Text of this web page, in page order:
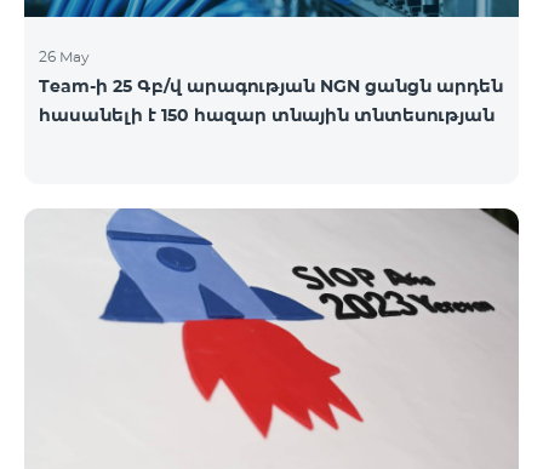
26 May
Team-ի 25 Գբ/վ արագության NGN ցանցն արդեն
հասանելի է 150 հազար տնային տնտեսության